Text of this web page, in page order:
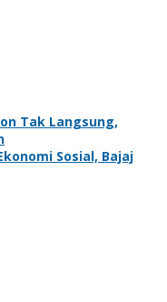
Tak Langsung,
Sosial, Bajaj